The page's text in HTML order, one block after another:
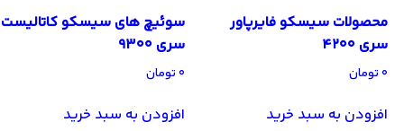
محصولات سیسکو فایرپاور
سری 4200
تومان
افزودن به سبد خرید
سوئیچ های سیسکو کاتالیست
سری 9300
تومان
افزودن به سبد خرید